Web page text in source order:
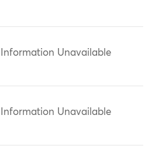
Information Unavailable
Information Unavailable